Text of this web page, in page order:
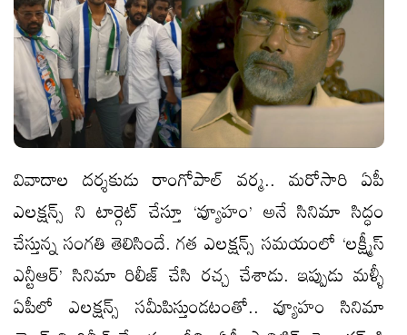
వివాదాల దర్శకుడు రాంగోపాల్ వర్మ.. మరోసారి ఏపీ
ఎలక్షన్స్ ని టార్గెట్ చేస్తూ ‘వ్యూహం’ అనే సినిమా సిద్ధం
చేస్తున్న సంగతి తెలిసిందే. గత ఎలక్షన్స్ సమయంలో ‘లక్ష్మీస్
ఎన్టీఆర్’ సినిమా రిలీజ్ చేసి రచ్చ చేశాడు. ఇప్పుడు మళ్ళీ
ఏపీలో ఎలక్షన్స్ సమీపిస్తుండటంతో.. వ్యూహం సినిమా